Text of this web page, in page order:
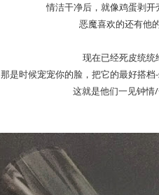
情洁干净后，就像鸡蛋剥开
恶魔喜欢的还有他
现在已经死皮统统
那是时候宠宠你的脸，把它的最好搭
这就是他们一见钟情